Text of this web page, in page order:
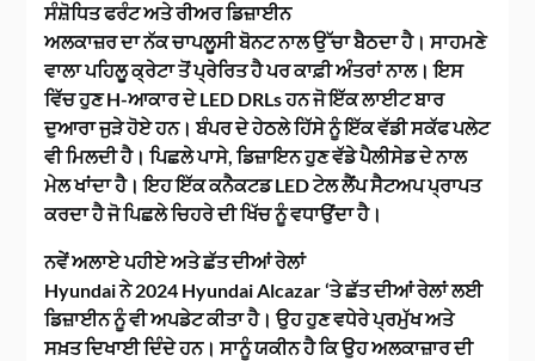
ਸੰਸ਼ੋਧਿਤ ਫਰੰਟ ਅਤੇ ਰੀਅਰ ਡਿਜ਼ਾਈਨ
ਅਲਕਾਜ਼ਰ ਦਾ ਨੱਕ ਚਾਪਲੂਸੀ ਬੋਨਟ ਨਾਲ ਉੱਚਾ ਬੈਠਦਾ ਹੈ। ਸਾਹਮਣੇ
ਵਾਲਾ ਪਹਿਲੂ ਕ੍ਰੇਟਾ ਤੋਂ ਪ੍ਰੇਰਿਤ ਹੈ ਪਰ ਕਾਫ਼ੀ ਅੰਤਰਾਂ ਨਾਲ। ਇਸ
ਵਿੱਚ ਹੁਣ H-ਆਕਾਰ ਦੇ LED DRLs ਹਨ ਜੋ ਇੱਕ ਲਾਈਟ ਬਾਰ
ਦੁਆਰਾ ਜੁੜੇ ਹੋਏ ਹਨ। ਬੰਪਰ ਦੇ ਹੇਠਲੇ ਹਿੱਸੇ ਨੂੰ ਇੱਕ ਵੱਡੀ ਸਕੱਫ ਪਲੇਟ
ਵੀ ਮਿਲਦੀ ਹੈ। ਪਿਛਲੇ ਪਾਸੇ, ਡਿਜ਼ਾਇਨ ਹੁਣ ਵੱਡੇ ਪੈਲੀਸੇਡ ਦੇ ਨਾਲ
ਮੇਲ ਖਾਂਦਾ ਹੈ। ਇਹ ਇੱਕ ਕਨੈਕਟਡ LED ਟੇਲ ਲੈਂਪ ਸੈਟਅਪ ਪ੍ਰਾਪਤ
ਕਰਦਾ ਹੈ ਜੋ ਪਿਛਲੇ ਚਿਹਰੇ ਦੀ ਖਿੱਚ ਨੂੰ ਵਧਾਉਂਦਾ ਹੈ।
ਨਵੇਂ ਅਲਾਏ ਪਹੀਏ ਅਤੇ ਛੱਤ ਦੀਆਂ ਰੇਲਾਂ
Hyundai ਨੇ 2024 Hyundai Alcazar ‘ਤੇ ਛੱਤ ਦੀਆਂ ਰੇਲਾਂ ਲਈ
ਡਿਜ਼ਾਈਨ ਨੂੰ ਵੀ ਅਪਡੇਟ ਕੀਤਾ ਹੈ। ਉਹ ਹੁਣ ਵਧੇਰੇ ਪ੍ਰਮੁੱਖ ਅਤੇ
ਸਖ਼ਤ ਦਿਖਾਈ ਦਿੰਦੇ ਹਨ। ਸਾਨੂੰ ਯਕੀਨ ਹੈ ਕਿ ਉਹ ਅਲਕਾਜ਼ਾਰ ਦੀ